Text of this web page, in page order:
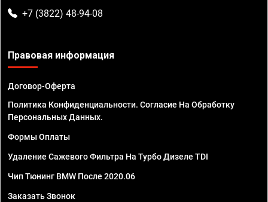
+7 (3822) 48-94-08
Правовая информация
Договор-Оферта
Политика Конфиденциальности. Согласие На Обработку
Персональных Данных.
Формы Оплаты
Удаление Сажевого Фильтра На Турбо Дизеле TDI
Чип Тюнинг BMW После 2020.06
Заказать Звонок